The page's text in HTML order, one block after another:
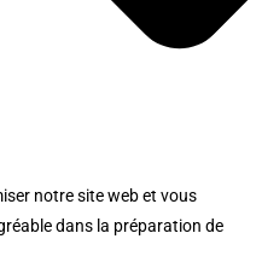
notre site web et vous
dans la préparation de